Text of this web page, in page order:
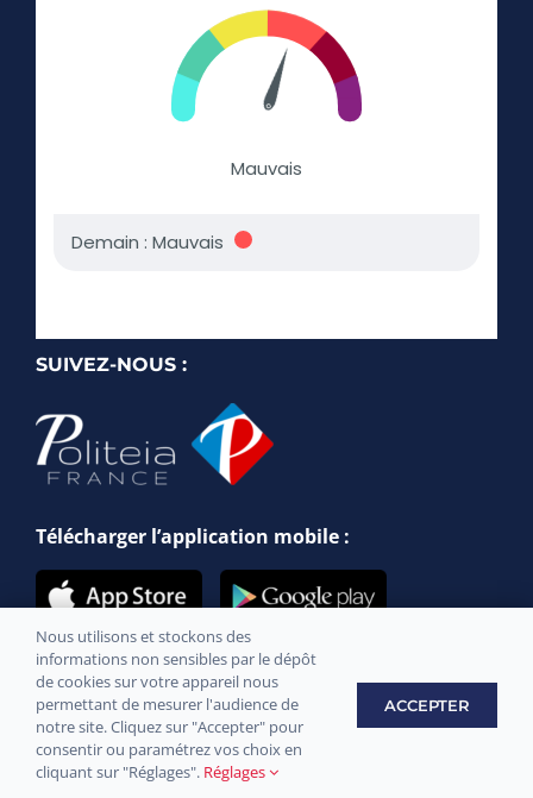
SUIVEZ-NOUS :
Télécharger l’application mobile :
Site officiel de la commune de Messery © 2021 –
– Confidentialité– Développement par
Nous utilisons et stockons des
informations non sensibles par le dépôt
de cookies sur votre appareil nous
permettant de mesurer l'audience de
notre site. Cliquez sur "Accepter" pour
consentir ou paramétrez vos choix en
cliquant sur "Réglages". Réglages
ACCEPTER